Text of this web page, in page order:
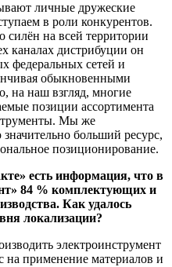
личные дружеские
в роли конкурентов.
силён на всей территории
каналах дистрибуции он
федеральных сетей и
обыкновенными
на наш взгляд, многие
позиции ассортимента
Мы же
больший ресурс,
позиционирование.
есть информация, что в
84 % комплектующих и
Как удалось
локализации?
электроинструмент
на применение материалов и